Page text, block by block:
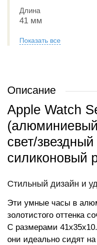
Длина
41 мм
Показать все
Описание
Apple Watch
свет/
силиконовый
Стильный дизайн и
Эти умные часы в
золотистого оттенка
С размерами
они идеально сидят